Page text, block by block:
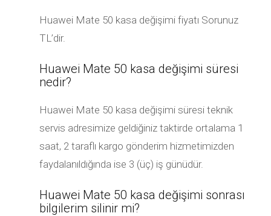
Huawei Mate 50 kasa değişimi fiyatı Sorunuz
TL’dir.
Huawei Mate 50 kasa değişimi süresi
nedir?
Huawei Mate 50 kasa değişimi süresi teknik
servis adresimize geldiğiniz taktirde ortalama 1
saat, 2 taraflı kargo gönderim hizmetimizden
faydalanıldığında ise 3 (üç) iş günüdür.
Huawei Mate 50 kasa değişimi sonrası
bilgilerim silinir mi?